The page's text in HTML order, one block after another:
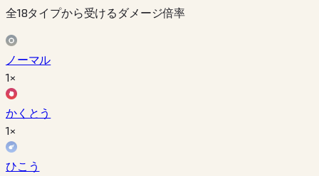
全18タイプから受けるダメージ倍率
ノーマル
1×
かくとう
1×
ひこう